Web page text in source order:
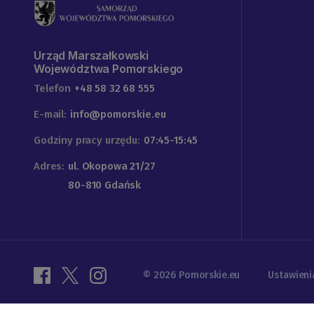
Urząd Marszałkowski
Województwa Pomorskiego
Telefon +48 58 32 68 555
E-mail: info@pomorskie.eu
Godziny pracy urzędu: 07:45-15:45
Adres: ul. Okopowa 21/27
80-810 Gdańsk
© 2026 Pomorskie.eu